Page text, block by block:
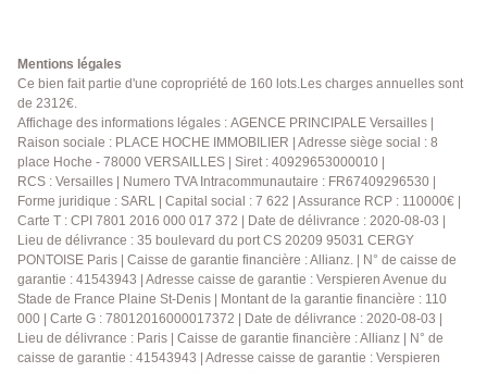
Mentions légales
Ce bien fait partie d'une copropriété de 160 lots.Les charges annuelles sont
de 2312€.
Affichage des informations légales : AGENCE PRINCIPALE Versailles |
Raison sociale : PLACE HOCHE IMMOBILIER | Adresse siège social : 8
place Hoche - 78000 VERSAILLES | Siret : 40929653000010 |
RCS : Versailles | Numero TVA Intracommunautaire : FR67409296530 |
Forme juridique : SARL | Capital social : 7 622 | Assurance RCP : 110000€ |
Carte T : CPI 7801 2016 000 017 372 | Date de délivrance : 2020-08-03 |
Lieu de délivrance : 35 boulevard du port CS 20209 95031 CERGY
PONTOISE Paris | Caisse de garantie financière : Allianz. | N° de caisse de
garantie : 41543943 | Adresse caisse de garantie : Verspieren Avenue du
Stade de France Plaine St-Denis | Montant de la garantie financière : 110
000 | Carte G : 78012016000017372 | Date de délivrance : 2020-08-03 |
Lieu de délivrance : Paris | Caisse de garantie financière : Allianz | N° de
caisse de garantie : 41543943 | Adresse caisse de garantie : Verspieren